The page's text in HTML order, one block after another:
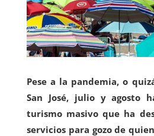
Pese a la pandemia, o
San José, julio y agosto
turismo masivo que ha
servicios para gozo de